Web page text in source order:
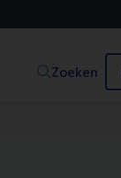
Zoeken